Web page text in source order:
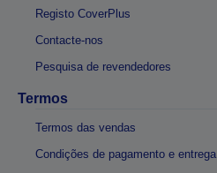
Registo CoverPlus
Contacte-nos
Pesquisa de revendedores
Termos
Termos das vendas
Condições de pagamento e entrega